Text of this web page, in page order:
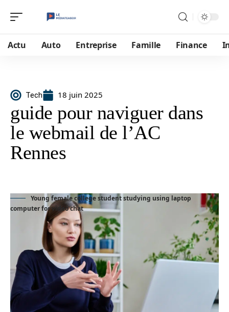
Actu Auto Entreprise Famille Finance
Tech 18 juin 2025
guide pour naviguer dans
le webmail de l’AC
Rennes
Young female college student studying using laptop
computer for video chat